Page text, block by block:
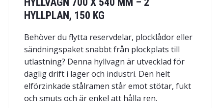
HYLLPLAN, 150 KG
Behöver du flytta reservdelar, plocklådor eller
sändningspaket snabbt från plockplats till
utlastning? Denna hyllvagn är utvecklad för
daglig drift i lager och industri. Den helt
elförzinkade stålramen står emot stötar, fukt
och smuts och är enkel att hålla ren.